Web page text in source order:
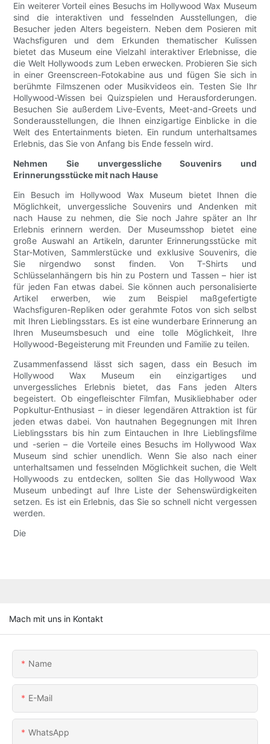
Ein weiterer Vorteil eines Besuchs im Hollywood Wax Museum
sind die interaktiven und fesselnden Ausstellungen, die
Besucher jeden Alters begeistern. Neben dem Posieren mit
Wachsfiguren und dem Erkunden thematischer Kulissen
bietet das Museum eine Vielzahl interaktiver Erlebnisse, die
die Welt Hollywoods zum Leben erwecken. Probieren Sie sich
in einer Greenscreen-Fotokabine aus und fügen Sie sich in
berühmte Filmszenen oder Musikvideos ein. Testen Sie Ihr
Hollywood-Wissen bei Quizspielen und Herausforderungen.
Besuchen Sie außerdem Live-Events, Meet-and-Greets und
Sonderausstellungen, die Ihnen einzigartige Einblicke in die
Welt des Entertainments bieten. Ein rundum unterhaltsames
Erlebnis, das Sie von Anfang bis Ende fesseln wird.
Nehmen Sie unvergessliche Souvenirs und
Erinnerungsstücke mit nach Hause
Ein Besuch im Hollywood Wax Museum bietet Ihnen die
Möglichkeit, unvergessliche Souvenirs und Andenken mit
nach Hause zu nehmen, die Sie noch Jahre später an Ihr
Erlebnis erinnern werden. Der Museumsshop bietet eine
große Auswahl an Artikeln, darunter Erinnerungsstücke mit
Star-Motiven, Sammlerstücke und exklusive Souvenirs, die
Sie nirgendwo sonst finden. Von T-Shirts und
Schlüsselanhängern bis hin zu Postern und Tassen – hier ist
für jeden Fan etwas dabei. Sie können auch personalisierte
Artikel erwerben, wie zum Beispiel maßgefertigte
Wachsfiguren-Repliken oder gerahmte Fotos von sich selbst
mit Ihren Lieblingsstars. Es ist eine wunderbare Erinnerung an
Ihren Museumsbesuch und eine tolle Möglichkeit, Ihre
Hollywood-Begeisterung mit Freunden und Familie zu teilen.
Zusammenfassend lässt sich sagen, dass ein Besuch im
Hollywood Wax Museum ein einzigartiges und
unvergessliches Erlebnis bietet, das Fans jeden Alters
begeistert. Ob eingefleischter Filmfan, Musikliebhaber oder
Popkultur-Enthusiast – in dieser legendären Attraktion ist für
jeden etwas dabei. Von hautnahen Begegnungen mit Ihren
Lieblingsstars bis hin zum Eintauchen in Ihre Lieblingsfilme
und -serien – die Vorteile eines Besuchs im Hollywood Wax
Museum sind schier unendlich. Wenn Sie also nach einer
unterhaltsamen und fesselnden Möglichkeit suchen, die Welt
Hollywoods zu entdecken, sollten Sie das Hollywood Wax
Museum unbedingt auf Ihre Liste der Sehenswürdigkeiten
setzen. Es ist ein Erlebnis, das Sie so schnell nicht vergessen
werden.
Die
Mach mit uns in Kontakt
Name
E-Mail
WhatsApp